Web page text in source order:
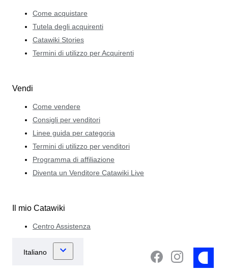
Come acquistare
Tutela degli acquirenti
Catawiki Stories
Termini di utilizzo per Acquirenti
Vendi
Come vendere
Consigli per venditori
Linee guida per categoria
Termini di utilizzo per venditori
Programma di affiliazione
Diventa un Venditore Catawiki Live
Il mio Catawiki
Centro Assistenza